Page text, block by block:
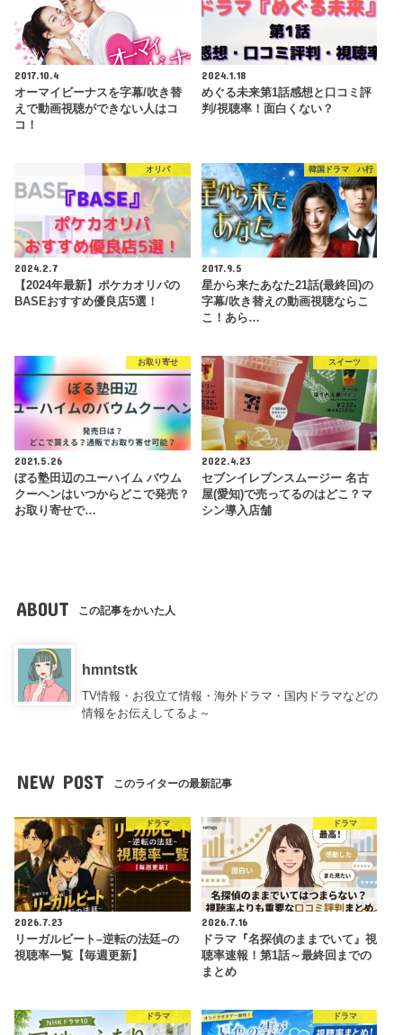
2017.10.4
オーマイビーナスを字幕/吹き替
えで動画視聴ができない人はコ
コ！
2024.1.18
めぐる未来第1話感想と口コミ評
判/視聴率！面白くない？
オリパ
2024.2.7
【2024年最新】ポケカオリパの
BASEおすすめ優良店5選！
韓国ドラマ ハ行
2017.9.5
星から来たあなた21話(最終回)の
字幕/吹き替えの動画視聴ならこ
こ！あら…
お取り寄せ
2021.5.26
ぼる塾田辺のユーハイム バウム
クーヘンはいつからどこで発売？
お取り寄せで…
スイーツ
2022.4.23
セブンイレブンスムージー 名古
屋(愛知)で売ってるのはどこ？マ
シン導入店舗
ABOUT この記事をかいた人
hmntstk
TV情報・お役立て情報・海外ドラマ・国内ドラマなどの
情報をお伝えしてるよ～
NEW POST このライターの最新記事
ドラマ
2026.7.23
リーガルビート–逆転の法廷–の
視聴率一覧【毎週更新】
ドラマ
2026.7.16
ドラマ『名探偵のままでいて』視
聴率速報！第1話～最終回までの
まとめ
ドラマ ドラマ